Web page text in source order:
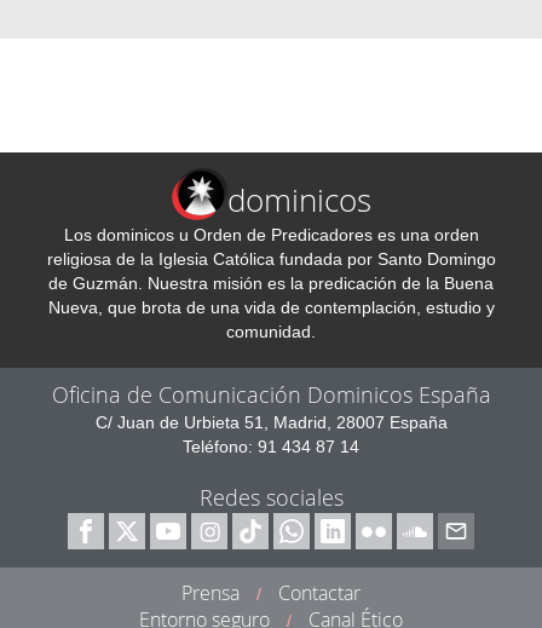
dominicos
Los dominicos u Orden de Predicadores es una orden
religiosa de la Iglesia Católica fundada por Santo Domingo
de Guzmán. Nuestra misión es la predicación de la Buena
Nueva, que brota de una vida de contemplación, estudio y
comunidad.
Oficina de Comunicación Dominicos España
C/ Juan de Urbieta 51, Madrid, 28007 España
Teléfono: 91 434 87 14
Redes sociales
Prensa /
Contactar
Entorno seguro
/ Canal Ético